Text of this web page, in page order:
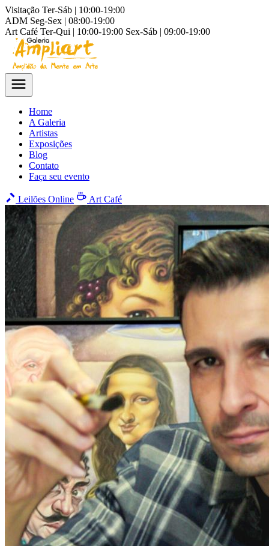
Visitação Ter-Sáb | 10:00-19:00
ADM Seg-Sex | 08:00-19:00
Art Café Ter-Qui | 10:00-19:00 Sex-Sáb | 09:00-19:00
Home
A Galeria
Artistas
Exposições
Blog
Contato
Faça seu evento
Leilões Online Art Café